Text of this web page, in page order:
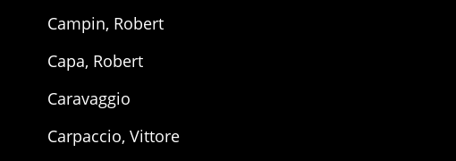
Campin, Robert
Capa, Robert
Caravaggio
Carpaccio, Vittore